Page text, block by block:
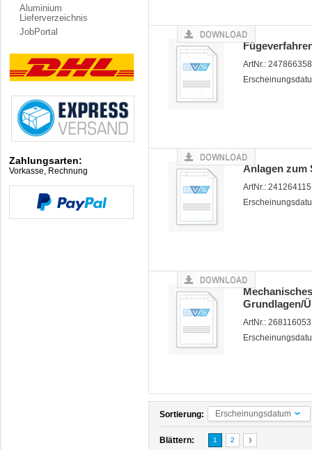
Aluminium
Lieferverzeichnis
JobPortal
Zahlungsarten:
Vorkasse, Rechnung
ArtNr.:
Anlagen zum
ArtNr.:
Grundlagen/
ArtNr.:
Sortierung: Erscheinungsdatum
Blättern: 1 2